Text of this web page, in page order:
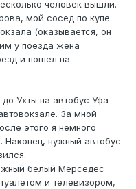
человек вышли.
мой сосед по купе
(оказывается, он
у поезда жена
и пошел на
Ухты на автобус Уфа-
За мной
этого я немного
Наконец, нужный автобус
белый Мерседес
и телевизором,